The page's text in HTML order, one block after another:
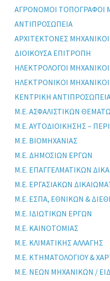
ΑΓΡΟΝΟΜΟΙ ΤΟΠΟΓΡΑΦΟΙ
ΑΝΤΙΠΡΟΣΩΠΕΙΑ
ΑΡΧΙΤΕΚΤΟΝΕΣ ΜΗΧΑΝΙΚΟΙ
ΔΙΟΙΚΟΥΣΑ ΕΠΙΤΡΟΠΗ
ΗΛΕΚΤΡΟΛΟΓΟΙ ΜΗΧΑΝΙΚΟΙ
ΗΛΕΚΤΡΟΝΙΚΟΙ ΜΗΧΑΝΙΚΟΙ
ΚΕΝΤΡΙΚΗ
Μ.Ε. ΑΣΦΑΛΙΣΤΙΚΩΝ
Μ.Ε. ΑΥΤΟΔΙΟΙΚΗΣΗΣ –
Μ.Ε. ΒΙΟΜΗΧΑΝΙΑΣ
Μ.Ε. ΔΗΜΟΣΙΩΝ ΕΡΓΩΝ
Μ.Ε. ΕΠΑΓΓΕΛΜΑΤΙΚΩΝ
Μ.Ε. ΕΡΓΑΣΙΑΚΩΝ
Μ.Ε. ΕΣΠΑ, ΕΘΝΙΚΩΝ &
Μ.Ε. ΙΔΙΩΤΙΚΩΝ ΕΡΓΩΝ
Μ.Ε. ΚΑΙΝΟΤΟΜΙΑΣ
Μ.Ε. ΚΛΙΜΑΤΙΚΗΣ ΑΛΛΑΓΗΣ
Μ.Ε. ΚΤΗΜΑΤΟΛΟΓΙΟΥ &
Μ.Ε. ΝΕΩΝ ΜΗΧΑΝΙΚΩΝ /